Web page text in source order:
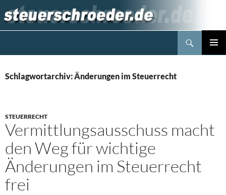
Inhalt
springen
Schlagwortarchiv: Änderungen im Steuerrecht
STEUERRECHT
Vermittlungsausschuss macht
den Weg für wichtige
Änderungen im Steuerrecht
frei